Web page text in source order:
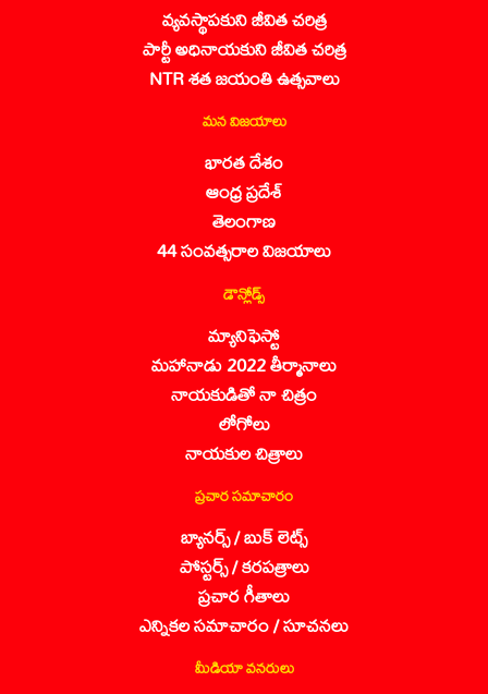
వ్యవస్థాపకుని జీవిత చరిత్ర
పార్టీ అధినాయకుని జీవిత చరిత్ర
NTR శత జయంతి ఉత్సవాలు
మన విజయాలు
భారత దేశం
ఆంధ్ర ప్రదేశ్
తెలంగాణ
44 సంవత్సరాల విజయాలు
డౌన్లోడ్స్
మ్యానిఫెస్టో
మహానాడు 2022 తీర్మానాలు
నాయకుడితో నా చిత్రం
లోగోలు
నాయకుల చిత్రాలు
ప్రచార సమాచారం
బ్యానర్స్ / బుక్ లెట్స్
పోస్టర్స్ / కరపత్రాలు
ప్రచార గీతాలు
ఎన్నికల సమాచారం / సూచనలు
మీడియా వనరులు